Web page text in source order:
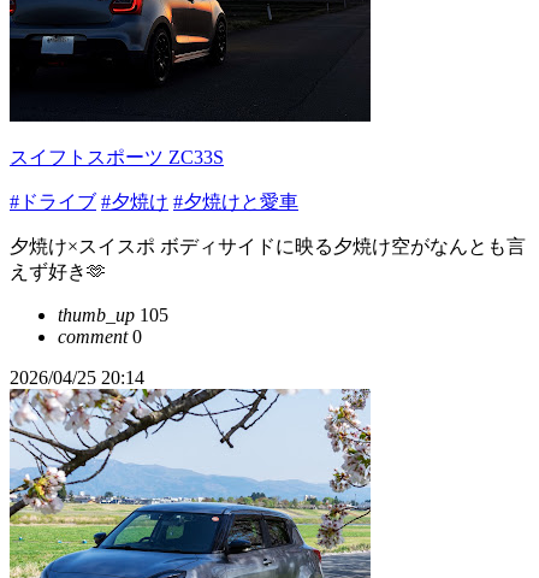
スイフトスポーツ ZC33S
#ドライブ #夕焼け #夕焼けと愛車
夕焼け×スイスポ ボディサイドに映る夕焼け空がなんとも言
えず好き🫶
thumb_up 105
comment0
2026/04/25 20:14